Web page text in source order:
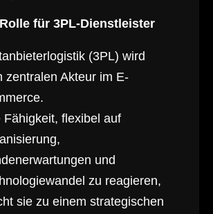
für 3PL-Dienstleister
(3PL) wird
zentralen Akteur im E-
Fähigkeit, flexibel auf
und
zu reagieren,
sie zu einem strategischen